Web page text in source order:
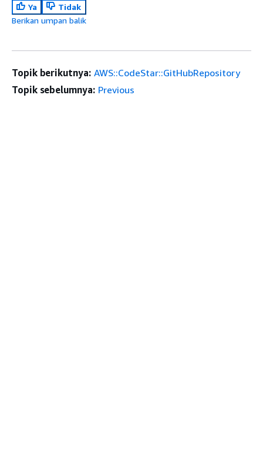
Ya
Tidak
Berikan umpan balik
Topik berikutnya: AWS::CodeStar::GitHubRepository
Topik sebelumnya: Previous